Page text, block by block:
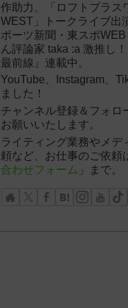
作助力、「ロフトプラス
WEST」トークライブ出
ポーツ新聞・東スポ
ん評論家 taka :a 激推し
最前線』連載中。
YouTube、Instagram、
ました！
チャンネル登録＆フォロ
お願いいたします。
ライティング業務やメデ
頼など、お仕事のご依頼
合わせフォーム 」まで。